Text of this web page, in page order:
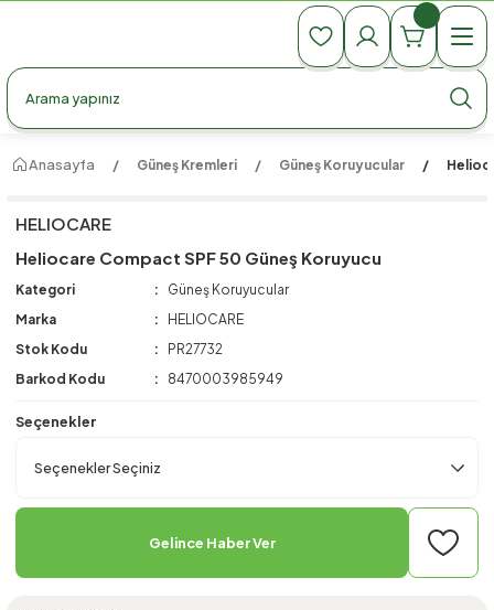
990 TL Üzeri Ücretsiz Kargo
990 TL Üzeri Ücretsiz Kargo
Anasayfa Güneş Kremleri Güneş Koruyucular
HELIOCARE
Heliocare Compact SPF 50 Güneş Koruyucu
Kategori
Güneş Koruyucular
Marka
HELIOCARE
Stok Kodu
PR27732
Barkod Kodu
8470003985949
Seçenekler
Gelince Haber Ver